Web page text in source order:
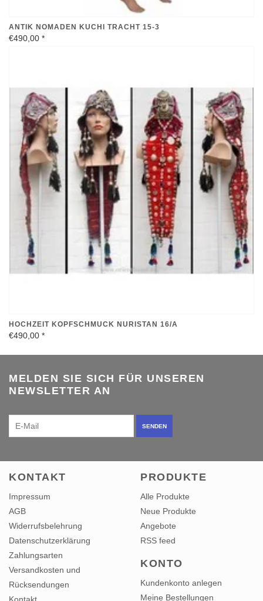
ANTIK NOMADEN KUCHI TRACHT 15-3
€490,00 *
HOCHZEIT KOPFSCHMUCK NURISTAN 16/A
€490,00 *
MELDEN SIE SICH FÜR UNSEREN
NEWSLETTER AN
SENDEN
KONTAKT
Impressum
AGB
Widerrufsbelehrung
Datenschutzerklärung
Zahlungsarten
Versandkosten und
Rücksendungen
Kontakt
PRODUKTE
Alle Produkte
Neue Produkte
Angebote
RSS feed
KONTO
Kundenkonto anlegen
Meine Bestellungen